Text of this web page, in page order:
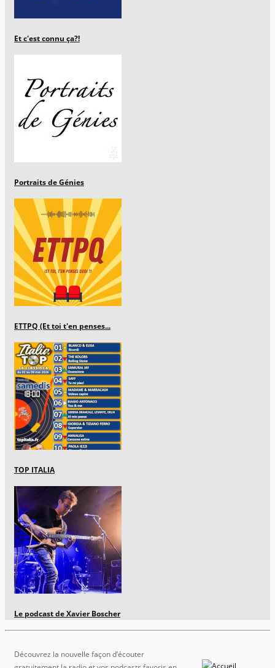
Et c'est connu ça?!
Portraits de Génies
ETTPQ (Et toi t'en penses...
TOP ITALIA
Le podcast de Xavier Boscher
Découvrez la nouvelle façon d’écouter